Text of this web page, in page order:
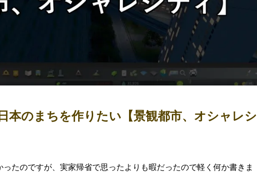
本のまちを作りたい【景観都市、オシャレシ
たのですが、実家帰省で思ったよりも暇だったので軽く何か書きま